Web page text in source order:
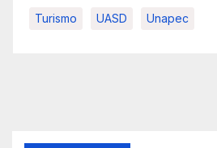
Turismo UASD Unapec